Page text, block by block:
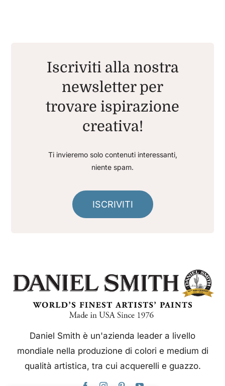
Iscriviti alla nostra
newsletter per
trovare ispirazione
creativa!
Ti invieremo solo contenuti interessanti,
niente spam.
ISCRIVITI
Daniel Smith è un'azienda leader a livello
mondiale nella produzione di colori e medium di
qualità artistica, tra cui acquerelli e guazzo.